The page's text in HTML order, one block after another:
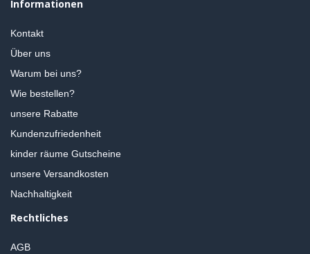
Informationen
Kontakt
Über uns
Warum bei uns?
Wie bestellen?
unsere Rabatte
Kundenzufriedenheit
kinder räume Gutscheine
unsere Versandkosten
Nachhaltigkeit
Rechtliches
AGB